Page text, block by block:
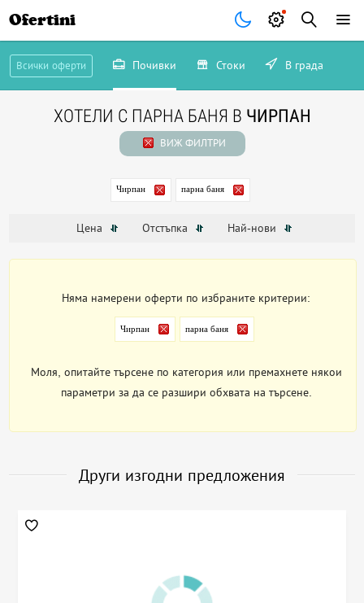
Ofertini
Всички оферти Почивки Стоки В града
ХОТЕЛИ С ПАРНА БАНЯ В ЧИРПАН
ВИЖ ФИЛТРИ
Чирпан парна баня
Цена Отстъпка Най-нови
Няма намерени оферти по избраните критерии:
Чирпан парна баня
Моля, опитайте търсене по категория или премахнете някои
параметри за да се разшири обхвата на търсене.
Други изгодни предложения